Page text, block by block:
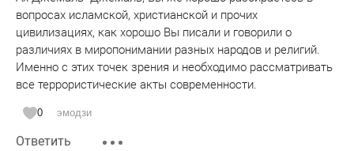
вопросах исламской, христианской и прочих
цивилизациях, как хорошо Вы писали и говорили о
различиях в миропонимании разных народов и религий.
Именно с этих точек зрения и необходимо рассматривать
все террористические акты современности.
0 эмодзи
Ответить